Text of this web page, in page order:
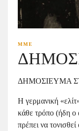
ΜΜΕ
ΔΗΜΟΣΙΕΥΜΑ
Η γερμανική
κάθε τρόπο (ήδη ο
πρέπει να